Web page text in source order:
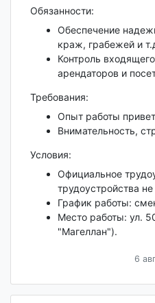
Обязанности:
Обеспечение
краж, грабежей и
Контроль
арендаторов и
Требования:
Опыт работы
Внимательность,
Условия:
Официальное
трудоустройства
График работы:
Место работы: ул.
"Магеллан").
6